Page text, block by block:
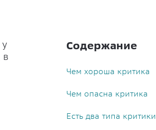
в
Содержание
Чем хороша критика
Чем опасна критика
Есть два типа критики